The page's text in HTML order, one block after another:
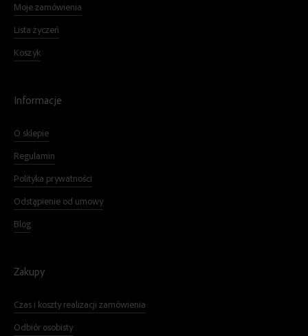
Moje zamówienia
Lista życzeń
Koszyk
Informacje
O sklepie
Regulamin
Polityka prywatności
Odstąpienie od umowy
Blog
Zakupy
Czas i koszty realizacji zamówienia
Odbiór osobisty